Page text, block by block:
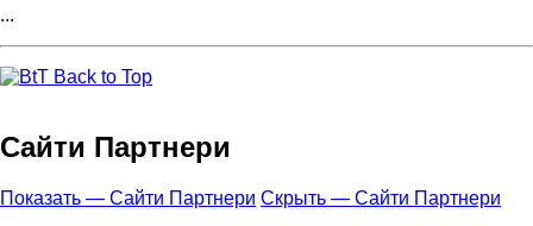
...
Back to Top
Сайти Партнери
Показать — Сайти Партнери Скрыть — Сайти Партнери